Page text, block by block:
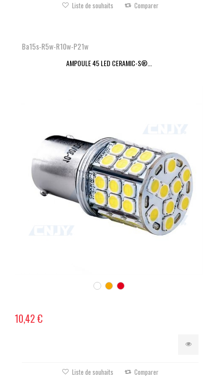
Liste de souhaits Comparer
Ba15s-R5w-R10w-P21w
AMPOULE 45 LED CERAMIC-S®...
10,42 €
Liste de souhaits Comparer